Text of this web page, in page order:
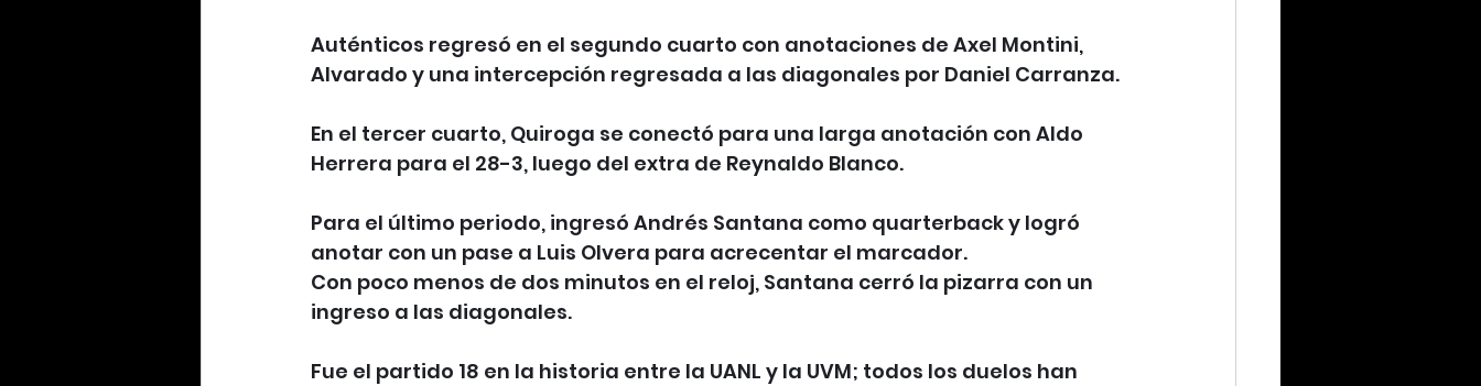
Auténticos regresó en el segundo cuarto con anotaciones de Axel Montini,
Alvarado y una intercepción regresada a las diagonales por Daniel Carranza.
En el tercer cuarto, Quiroga se conectó para una larga anotación con Aldo
Herrera para el 28-3, luego del extra de Reynaldo Blanco.
Para el último periodo, ingresó Andrés Santana como quarterback y logró
anotar con un pase a Luis Olvera para acrecentar el marcador.
Con poco menos de dos minutos en el reloj, Santana cerró la pizarra con un
ingreso a las diagonales.
Fue el partido 18 en la historia entre la UANL y la UVM; todos los duelos han